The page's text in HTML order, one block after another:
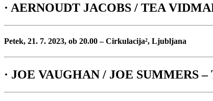
· AERNOUDT JACOBS / TEA
Petek, 21. 7. 2023, ob 20.00 – Cirkulacija², Ljubljana
· JOE VAUGHAN / JOE SUMMERS